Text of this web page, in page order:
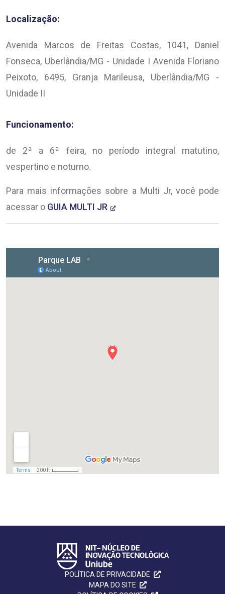
Localização:
Avenida Marcos de Freitas Costas, 1041, Daniel
Fonseca, Uberlândia/MG - Unidade I Avenida Floriano
Peixoto, 6495, Granja Marileusa, Uberlândia/MG -
Unidade II
Funcionamento:
de 2ª a 6ª feira, no período integral matutino,
vespertino e noturno.
Para mais informações sobre a Multi Jr, você pode
acessar o GUIA MULTI JR
POLÍTICA DE PRIVACIDADE
MAPA DO SITE